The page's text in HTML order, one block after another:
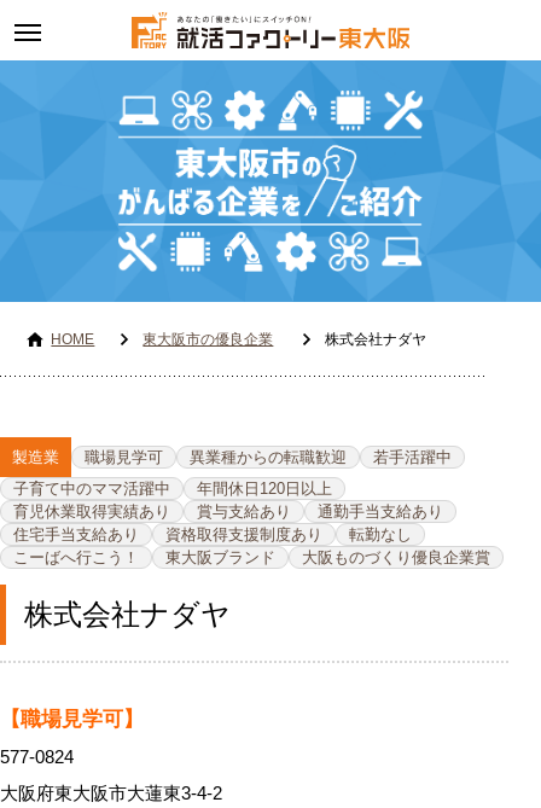
toggle
navigation
HOME 東大阪市の優良企業 株式会社ナダヤ
製造業 職場見学可 異業種からの転職歓迎
若手活躍中
子育て中のママ活躍中
年間休日120日以上
育児休業取得実績あり
賞与支給あり
通勤手当支給あり
住宅手当支給あり
資格取得支援制度あり
転勤なし
こーばへ行こう！
東大阪ブランド 大阪ものづくり優良企業賞
株式会社ナダヤ
【職場見学可】
577-0824
大阪府東大阪市大蓮東3-4-2